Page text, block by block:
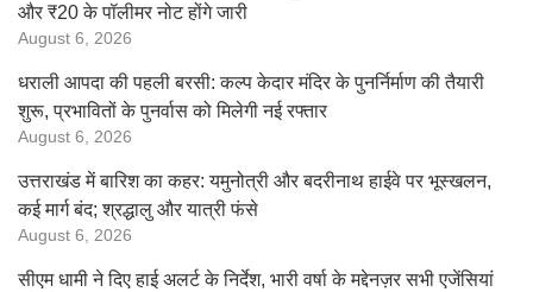
और ₹20 के पॉलीमर नोट होंगे जारी
August 6, 2026
धराली आपदा की पहली बरसी: कल्प केदार मंदिर के पुनर्निर्माण की तैयारी
शुरू, प्रभावितों के पुनर्वास को मिलेगी नई रफ्तार
August 6, 2026
उत्तराखंड में बारिश का कहर: यमुनोत्री और बदरीनाथ हाईवे पर भूस्खलन,
कई मार्ग बंद; श्रद्धालु और यात्री फंसे
August 6, 2026
सीएम धामी ने दिए हाई अलर्ट के निर्देश, भारी वर्षा के मद्देनज़र सभी एजेंसियां